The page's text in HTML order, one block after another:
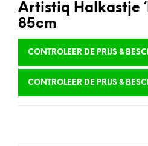
Artistiq Halkastje
85cm
CONTROLEER DE PRIJS &
CONTROLEER DE PRIJS &